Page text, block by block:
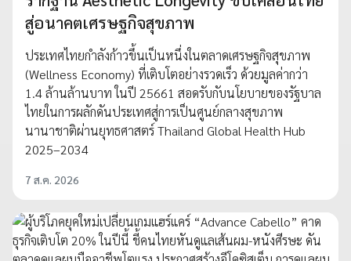
สู่อนาคตเศรษฐกิจสุขภาพ
ประเทศไทยกำลังก้าวขึ้นเป็นหนึ่งในตลาดเศรษฐกิจสุขภาพ
(Wellness Economy) ที่เติบโตอย่างรวดเร็ว ด้วยมูลค่ากว่า
1.4 ล้านล้านบาท ในปี 25661 สอดรับกับนโยบายของรัฐบาล
ไทยในการผลักดันประเทศสู่การเป็นศูนย์กลางสุขภาพ
นานาชาติผ่านยุทธศาสตร์ Thailand Global Health Hub
2025–2034
7 ส.ค. 2026